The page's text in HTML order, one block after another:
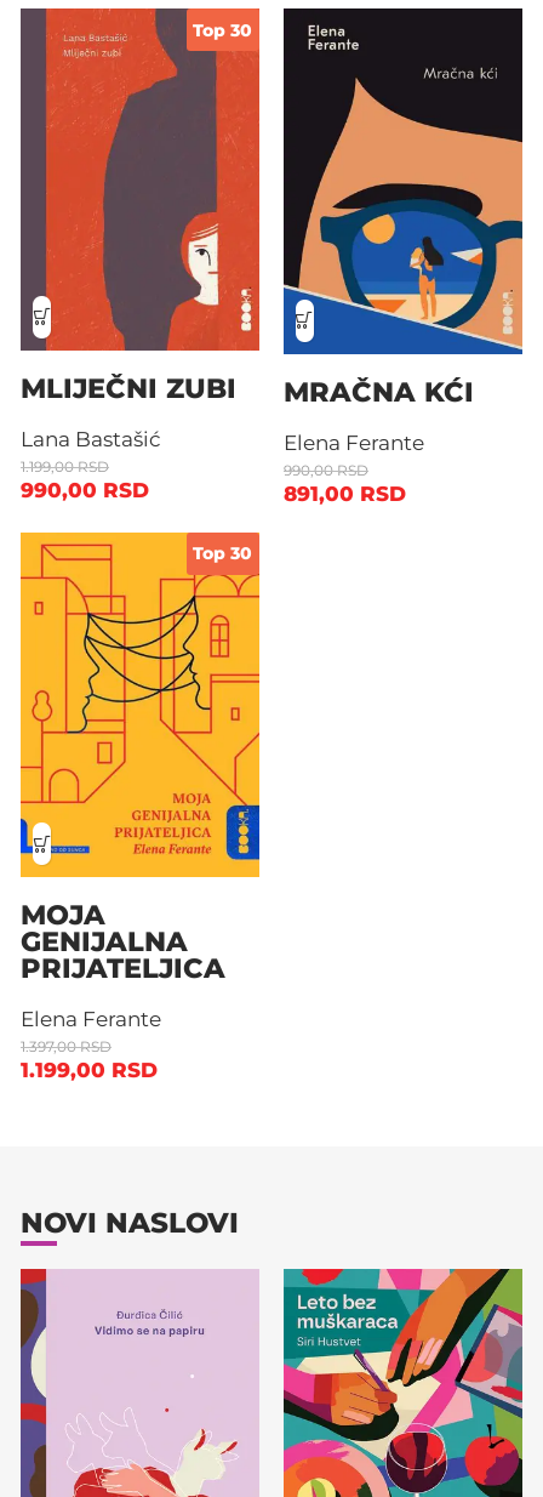
Top 30
MLIJEČNI ZUBI
Lana Bastašić
1.199,00RSD
990,00 RSD
MRAČNA KĆI
Elena Ferante
990,00RSD
891,00 RSD
Top 30
MOJA
GENIJALNA
PRIJATELJICA
Elena Ferante
1.397,00RSD
1.199,00 RSD
NOVI NASLOVI